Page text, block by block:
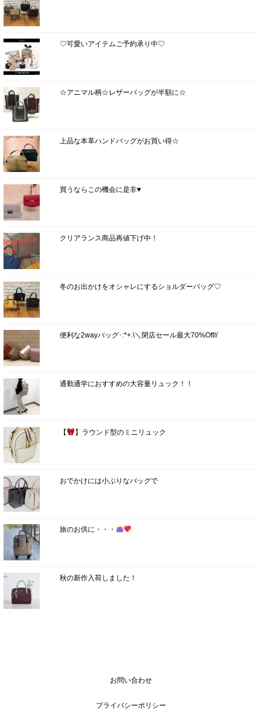
♡可愛いアイテムご予約承り中♡
☆アニマル柄☆レザーバッグが半額に☆
上品な本革ハンドバッグがお買い得☆
買うならこの機会に是非♥
クリアランス商品再値下げ中！
冬のお出かけをオシャレにするショルダーバッグ♡
便利な2wayバッグ･:*+.\＼閉店セール最大70%Off//
通勤通学におすすめの大容量リュック！！
【 】ラウンド型のミニリュック
おでかけには小ぶりなバッグで
旅のお供に・・・
秋の新作入荷しました！
お問い合わせ
プライバシーポリシー